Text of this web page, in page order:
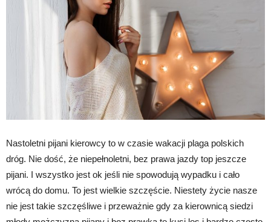
Nastoletni pijani kierowcy to w czasie wakacji plaga polskich
dróg. Nie dość, że niepełnoletni, bez prawa jazdy top jeszcze
pijani. I wszystko jest ok jeśli nie spowodują wypadku i cało
wrócą do domu. To jest wielkie szczęście. Niestety życie nasze
nie jest takie szczęśliwe i przeważnie gdy za kierownicą siedzi